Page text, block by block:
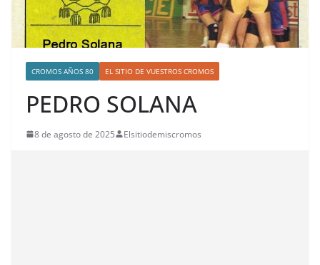
CROMOS AÑOS 80 EL SITIO DE VUESTROS CROMOS
PEDRO SOLANA
8 de agosto de 2025 Elsitiodemiscromos